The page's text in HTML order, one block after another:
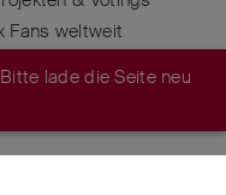
lade die Seite neu
Fans weltweit